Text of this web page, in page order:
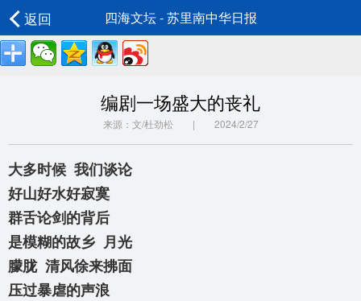
返回 四海文坛 - 苏里南中华日报
编剧一场盛大的丧礼
来源：文/杜劲松 | 2024/2/27
大多时候 我们谈论
好山好水好寂寞
群舌论剑的背后
是模糊的故乡 月光
朦胧 清风徐来拂面
压过暴虐的声浪